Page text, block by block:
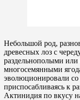
Небольшой род,
древесных лоз с
раздельнополыми
многосемянными
эволюционировали со
приспосабливаясь к
Актинидия по вкусу